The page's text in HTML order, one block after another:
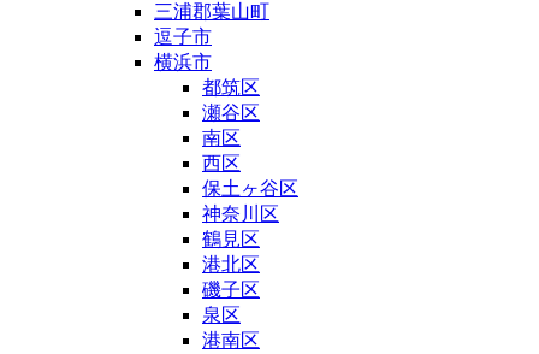
三浦郡葉山町
逗子市
横浜市
都筑区
瀬谷区
南区
西区
保土ヶ谷区
神奈川区
鶴見区
港北区
磯子区
泉区
港南区